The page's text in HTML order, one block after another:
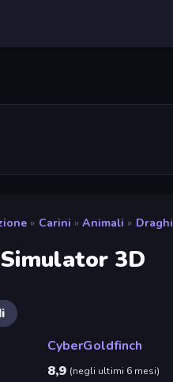
» Carini » Animali » Draghi
3D
CyberGoldfinch
8,9 (negli ultimi 6 mesi)